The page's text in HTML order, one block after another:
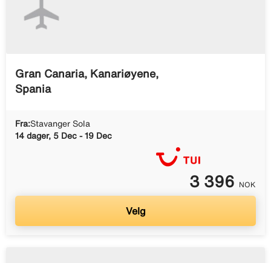
Gran Canaria, Kanariøyene,
Spania
Fra:Stavanger Sola
14 dager, 5 Dec - 19 Dec
3 396 NOK
Velg